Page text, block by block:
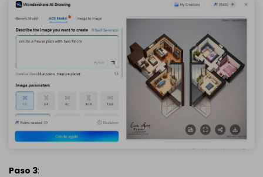
Paso 3: